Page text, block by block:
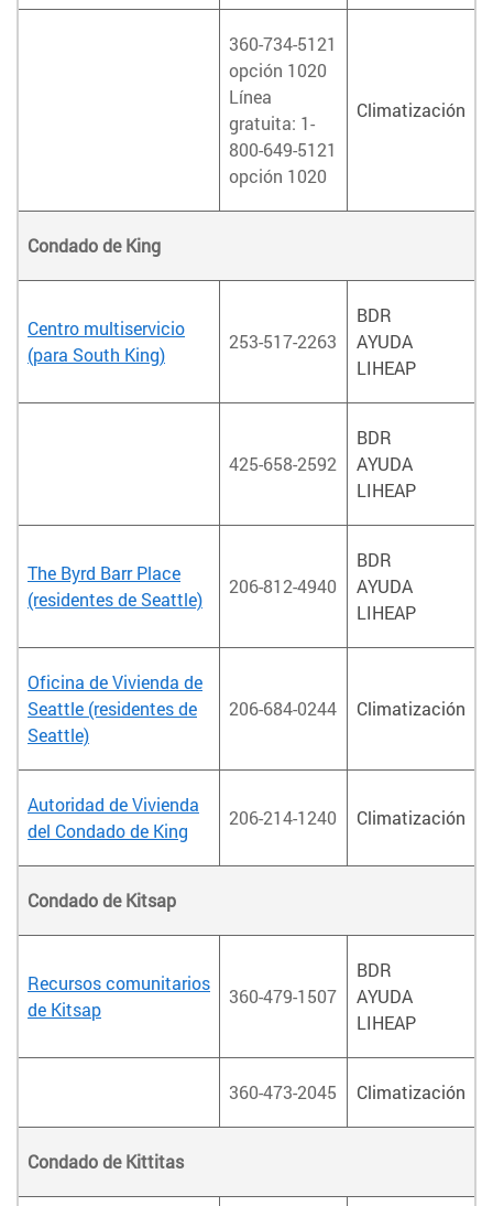
360-734-5121
opción 1020
Línea
gratuita: 1-
800-649-5121
opción 1020
Climatización
Condado de King
Centro multiservicio
(para South King)
253-517-2263
BDR
AYUDA
LIHEAP
425-658-2592
BDR
AYUDA
LIHEAP
The Byrd Barr Place
(residentes de Seattle)
206-812-4940
BDR
AYUDA
LIHEAP
Oficina de Vivienda de
Seattle (residentes de
Seattle)
206-684-0244 Climatización
Autoridad de Vivienda
del Condado de King
206-214-1240 Climatización
Condado de Kitsap
Recursos comunitarios
de Kitsap
360-479-1507
BDR
AYUDA
LIHEAP
360-473-2045 Climatización
Condado de Kittitas